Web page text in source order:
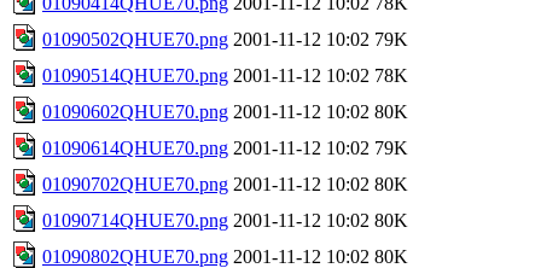
01090502QHUE70.png 2001-11-12 10:02 79K
01090514QHUE70.png 2001-11-12 10:02 78K
01090602QHUE70.png 2001-11-12 10:02 80K
01090614QHUE70.png 2001-11-12 10:02 79K
01090702QHUE70.png 2001-11-12 10:02 80K
01090714QHUE70.png 2001-11-12 10:02 80K
01090802QHUE70.png 2001-11-12 10:02 80K